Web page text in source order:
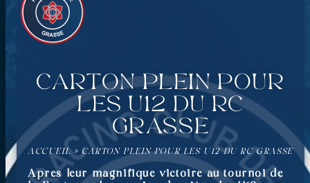
Carton plein pour
les U12 du RC
Grasse
ACCUEIL» CARTON PLEIN POUR LES U12 DU RC GRASSE
Apres leur magnifique victoire au tournoi de